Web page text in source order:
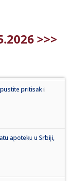
>>>
pritisak i
apoteku u Srbiji,